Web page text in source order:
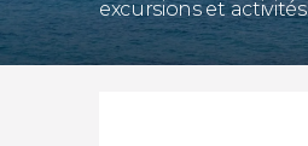
excursions et activités